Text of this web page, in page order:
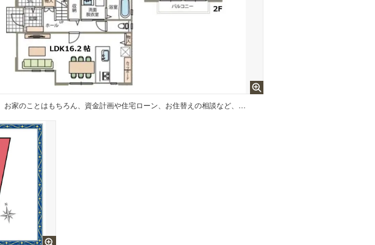
お家のことはもちろん、資金計画や住宅ローン、お住替えの相談など、お気軽にお問い合わせください（*^-^*）